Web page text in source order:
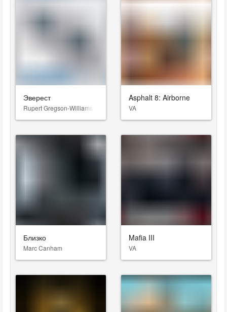
Эверест
Rupert Gregson-Williams
Asphalt 8: Airborne
VA
Близко
Marc Canham
Mafia III
VA